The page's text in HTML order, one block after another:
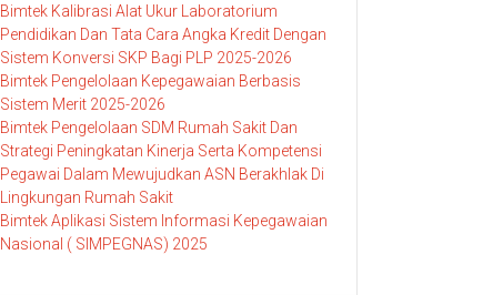
Bimtek Kalibrasi Alat Ukur Laboratorium
Pendidikan Dan Tata Cara Angka Kredit Dengan
Sistem Konversi SKP Bagi PLP 2025-2026
Bimtek Pengelolaan Kepegawaian Berbasis
Sistem Merit 2025-2026
Bimtek Pengelolaan SDM Rumah Sakit Dan
Strategi Peningkatan Kinerja Serta Kompetensi
Pegawai Dalam Mewujudkan ASN Berakhlak Di
Lingkungan Rumah Sakit
Bimtek Aplikasi Sistem Informasi Kepegawaian
Nasional ( SIMPEGNAS) 2025